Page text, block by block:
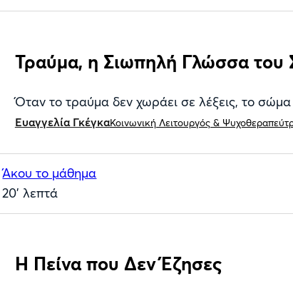
Τραύμα, η Σιωπηλή Γλώσσα του
Όταν το τραύμα δεν χωράει σε λέξεις, το σώμα
Ευαγγελία ΓκέγκαΚοινωνική Λειτουργός &
Άκου το μάθημα
20' λεπτά
Η Πείνα που Δεν Έζησες